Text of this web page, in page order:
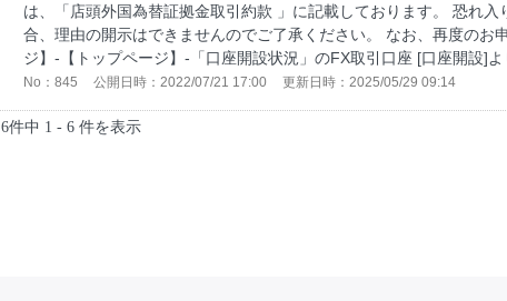
は、「店頭外国為替証拠金取引約款 」に記載しております。 恐れ
合、理由の開示はできませんのでご了承ください。 なお、再度のお
ジ】-【トップページ】-「口座開設状況」のFX取引口座 [口座開設]よ
No：845 公開日時：2022/07/21 17:00 更新日時：2025/05/29 09:14
6件中 1 - 6 件を表示